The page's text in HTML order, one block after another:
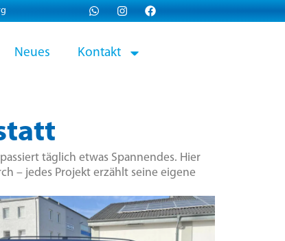
Neues Kontakt
täglich etwas Spannendes. Hier
– jedes Projekt erzählt seine eigene